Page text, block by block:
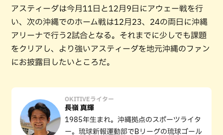
アスティーダは今月11日と12月9日にアウェー戦を行
い、次の沖縄でのホーム戦は12月23、24の両日に沖縄
アリーナで行う2試合となる。それまでに少しでも課題
をクリアし、より強いアスティーダを地元沖縄のファン
にお披露目したいところだ。
OKITIVEライター
長嶺 真輝
1985年生まれ。沖縄拠点のスポーツライタ
ー。琉球新報運動部でBリーグの琉球ゴール